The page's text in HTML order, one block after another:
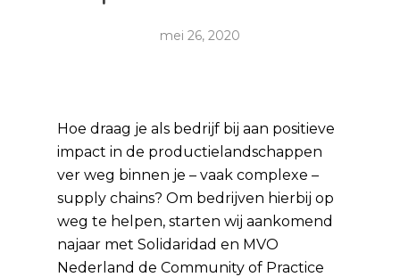
mei 26, 2020
Hoe draag je als bedrijf bij aan positieve
impact in de productielandschappen
ver weg binnen je – vaak complexe –
supply chains? Om bedrijven hierbij op
weg te helpen, starten wij aankomend
najaar met Solidaridad en MVO
Nederland de Community of Practice